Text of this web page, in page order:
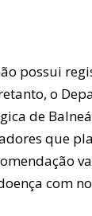
possui
o
de
que
com